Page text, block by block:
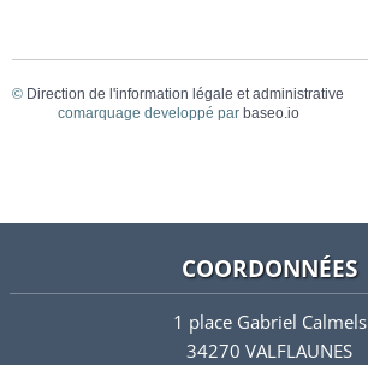
© Direction de l'information légale et administrative
comarquage developpé par baseo.io
COORDONNÉES
1 place Gabriel Calmels
34270 VALFLAUNES